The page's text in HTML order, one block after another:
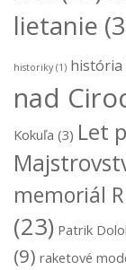
lietanie
historiky(1) história
nad
Kokuľa (3) Let
memoriál
(23) Patrik
(9) raketové